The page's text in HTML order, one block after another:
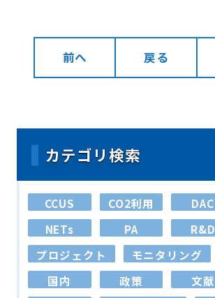
前へ 戻る
カテゴリ検索
CCUS CO2利用
DAC
NETs
PA
R&D
プロジェクト
モニタリング
国内
政策
文献